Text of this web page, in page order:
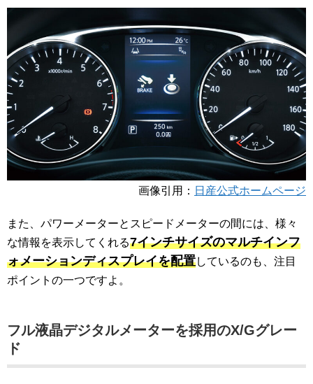
画像引用： 日産公式ホームページ
また、パワーメーターとスピードメーターの間には、様々
な情報を表示してくれる7インチサイズのマルチインフ
ォメーションディスプレイを配置しているのも、注目
ポイントの一つですよ。
フル液晶デジタルメーターを採用のX/Gグレー
ド